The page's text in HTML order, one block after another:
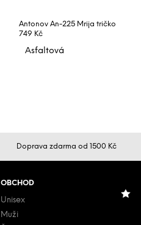
Antonov An-225 Mrija tričko
749 Kč
Asfaltová
Doprava zdarma od 1500 Kč
OBCHOD
Unisex
Muži